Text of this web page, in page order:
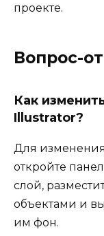
проекте.
Вопрос-
Как
Illustrator?
Для
откройте
слой,
объектами и
им фон.